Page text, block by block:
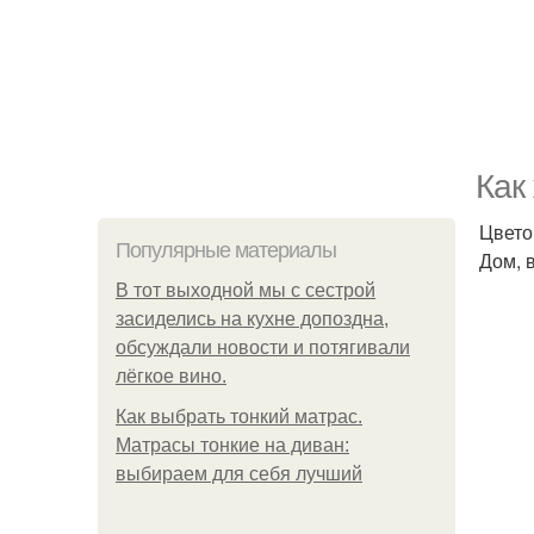
Популярные материалы
В тот выходной мы с сестрой
засиделись на кухне допоздна,
обсуждали новости и потягивали
лёгкое вино.
Как выбрать тонкий матрас.
Матрасы тонкие на диван:
выбираем для себя лучший
Дом,